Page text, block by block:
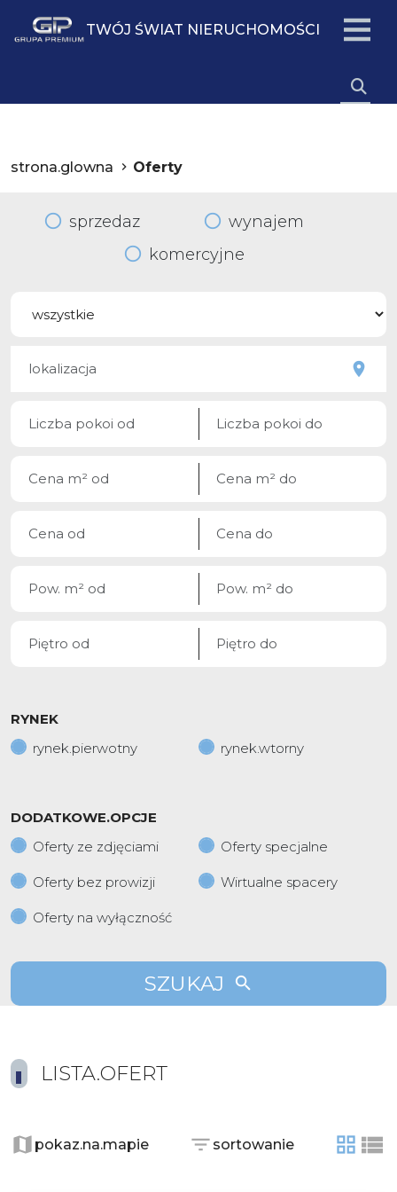
TWÓJ ŚWIAT NIERUCHOMOŚCI
strona.glowna Oferty
sprzedaz
wynajem
komercyjne
RYNEK
rynek.pierwotny
rynek.wtorny
DODATKOWE.OPCJE
Oferty ze zdjęciami
Oferty specjalne
Oferty bez prowizji Wirtualne spacery
Oferty na wyłączność
SZUKAJ
LISTA.OFERT
pokaz.na.mapie sortowanie
tabela